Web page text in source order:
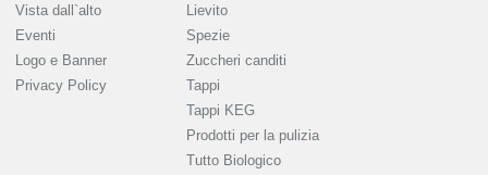
Vista dall`alto
Eventi
Logo e Banner
Privacy Policy
Lievito
Spezie
Zuccheri canditi
Tappi
Tappi KEG
Prodotti per la pulizia
Tutto Biologico